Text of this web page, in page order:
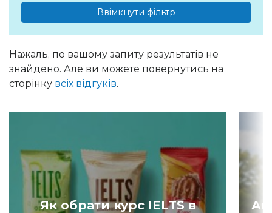
Ввімкнути фільтр
Нажаль, по вашому запиту результатів не
знайдено. Але ви можете повернутись на
сторінку всіх відгуків.
Як обрати курс IELTS в